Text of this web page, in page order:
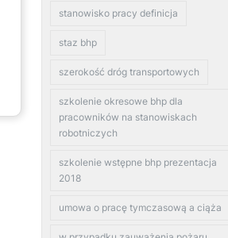
stanowisko pracy definicja
staz bhp
szerokość dróg transportowych
szkolenie okresowe bhp dla
pracowników na stanowiskach
robotniczych
szkolenie wstępne bhp prezentacja
2018
umowa o pracę tymczasową a ciąża